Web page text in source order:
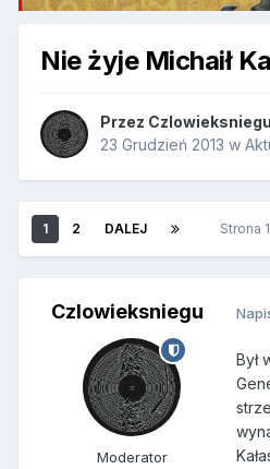
Nie żyje Michaił
Przez Czlowieksniegu
23 Grudzień 2013 w
1 2 DALEJ Strona
Czlowieksniegu
Moderator
Był